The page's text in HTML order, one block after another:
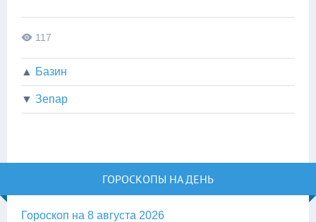
117
▲ Базин
▼ Зепар
ГОРОСКОПЫ НА ДЕНЬ
Гороскоп на 8 августа 2026